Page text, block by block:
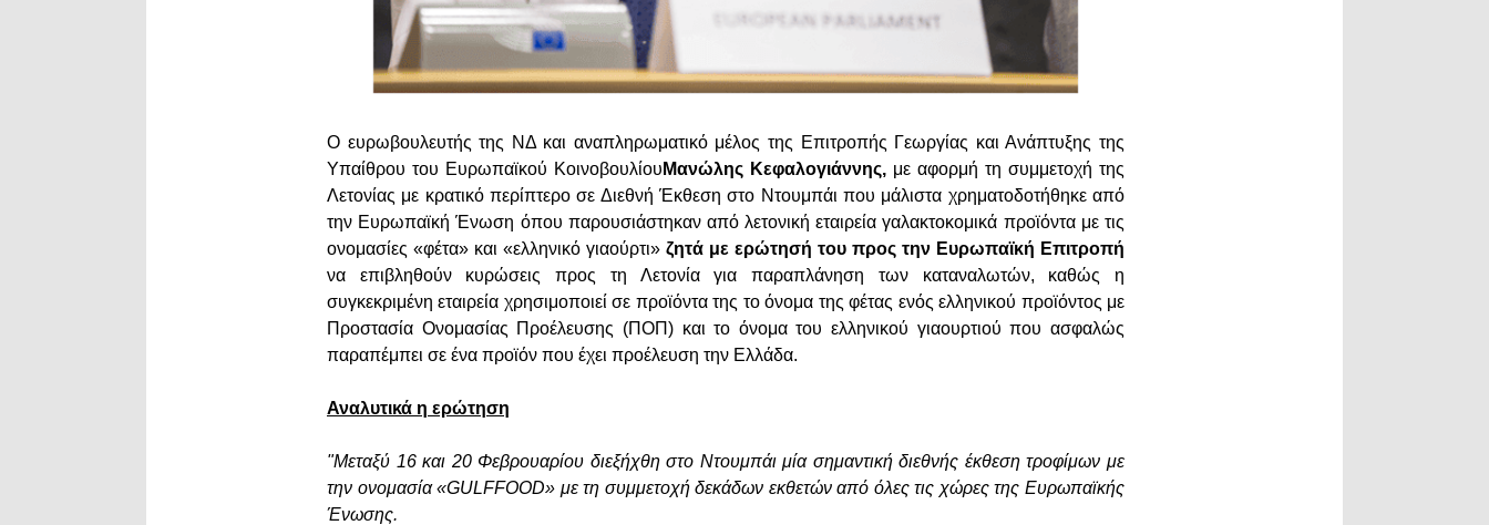
Ο ευρωβουλευτής της ΝΔ και αναπληρωματικό μέλος της Επιτροπής Γεωργίας και Ανάπτυξης της
Υπαίθρου του Ευρωπαϊκού Κοινοβουλίου Μανώλης Κεφαλογιάννης, με αφορμή τη συμμετοχή της
Λετονίας με κρατικό περίπτερο σε Διεθνή Έκθεση στο Ντουμπάι που μάλιστα χρηματοδοτήθηκε από
την Ευρωπαϊκή Ένωση όπου παρουσιάστηκαν από λετονική εταιρεία γαλακτοκομικά προϊόντα με τις
ονομασίες «φέτα» και «ελληνικό γιαούρτι» ζητά με ερώτησή του προς την Ευρωπαϊκή Επιτροπή
να επιβληθούν κυρώσεις προς τη Λετονία για παραπλάνηση των καταναλωτών, καθώς η
συγκεκριμένη εταιρεία χρησιμοποιεί σε προϊόντα της το όνομα της φέτας ενός ελληνικού προϊόντος με
Προστασία Ονομασίας Προέλευσης (ΠΟΠ) και το όνομα του ελληνικού γιαουρτιού που ασφαλώς
παραπέμπει σε ένα προϊόν που έχει προέλευση την Ελλάδα.
Αναλυτικά η ερώτηση
"Μεταξύ 16 και 20 Φεβρουαρίου διεξήχθη στο Ντουμπάι μία σημαντική διεθνής έκθεση τροφίμων με
την ονομασία «GULFFOOD» με τη συμμετοχή δεκάδων εκθετών από όλες τις χώρες της Ευρωπαϊκής
Ένωσης.